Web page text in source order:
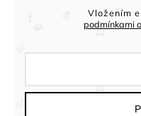
Vložením
podmínkami